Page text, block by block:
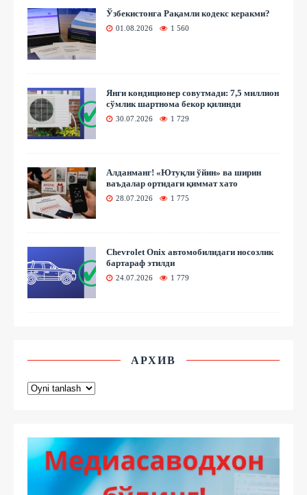
Ўзбекистонга Рақамли кодекс керакми?
01.08.2026 1 560
Янги кондиционер совутмади: 7,5 миллион
сўмлик шартнома бекор қилинди
30.07.2026 1 729
Алданманг! «Ютуқли ўйин» ва ширин
ваъдалар ортидаги қиммат хато
28.07.2026 1 775
Chevrolet Onix автомобилидаги носозлик
бартараф этилди
24.07.2026 1 779
АРХИВ